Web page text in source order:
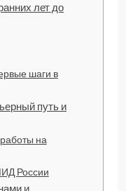
лет до
шаги в
путь и
на
России